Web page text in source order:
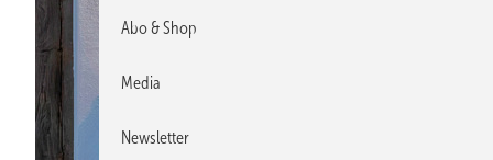
Abo & Shop
Media
Newsletter